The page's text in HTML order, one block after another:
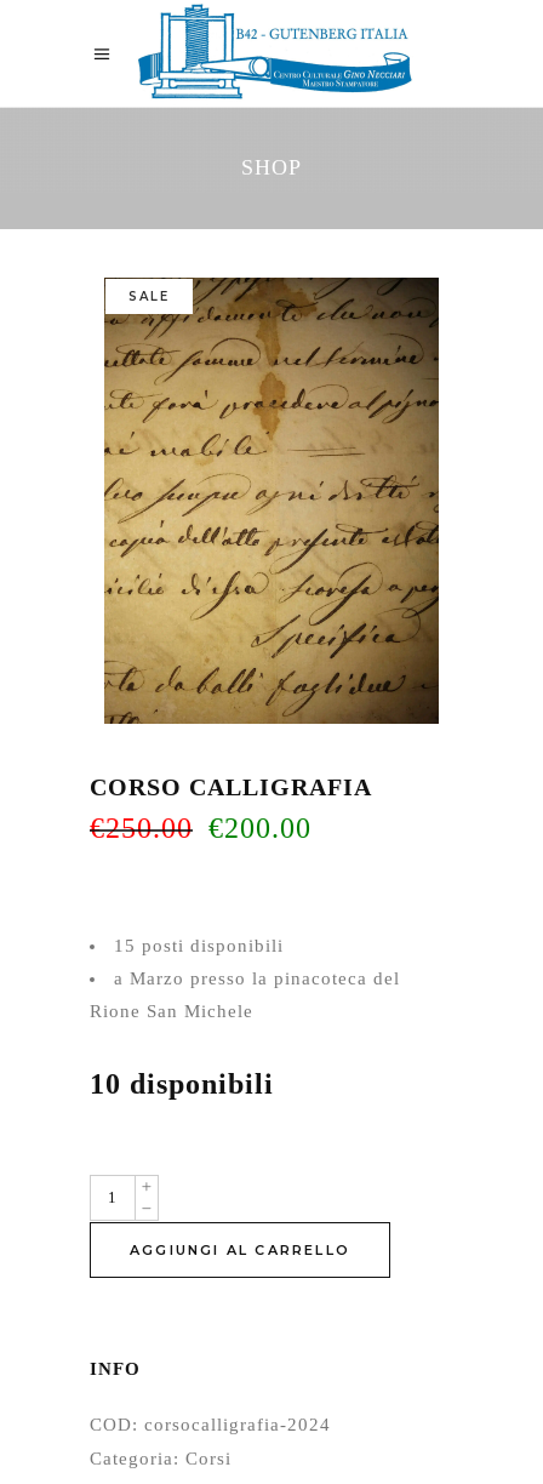
SHOP
SALE
CORSO CALLIGRAFIA
€250.00 Il
€250.00.
€200.00
15 posti disponibili
a Marzo presso la pinacoteca del
Rione San Michele
10 disponibili
Corso
Calligrafia
quantityAGGIUNGI AL CARRELLO
INFO
COD: corsocalligrafia-2024
Categoria: Corsi